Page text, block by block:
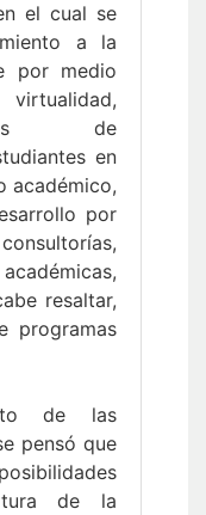
el cual se
a la
por medio
de
en
académico,
por
resaltar,
programas
de las
pensó que
de la